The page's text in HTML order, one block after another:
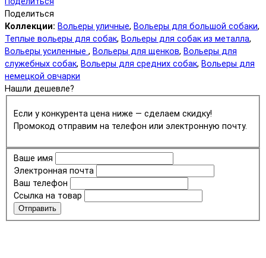
Поделиться
Коллекции: Вольеры уличные, Вольеры для большой собаки,
Теплые вольеры для собак, Вольеры для собак из металла,
Вольеры усиленные , Вольеры для щенков, Вольеры для
служебных собак, Вольеры для средних собак, Вольеры для
немецкой овчарки
Нашли дешевле?
Если у конкурента цена ниже — сделаем скидку!
Промокод отправим на телефон или электронную почту.
Ваше имя
Электронная почта
Ваш телефон
Ссылка на товар
Отправить